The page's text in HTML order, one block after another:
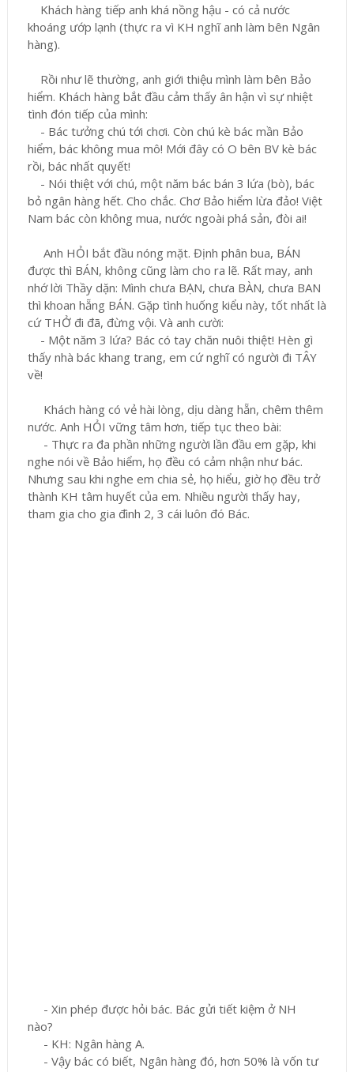
Khách hàng tiếp anh khá nồng hậu - có cả nước
khoáng ướp lạnh (thực ra vì KH nghĩ anh làm bên Ngân
hàng).
Rồi như lẽ thường, anh giới thiệu mình làm bên Bảo
hiểm. Khách hàng bắt đầu cảm thấy ân hận vì sự nhiệt
tình đón tiếp của mình:
- Bác tưởng chú tới chơi. Còn chú kè bác mần Bảo
hiểm, bác không mua mô! Mới đây có O bên BV kè bác
rồi, bác nhất quyết!
- Nói thiệt với chú, một năm bác bán 3 lứa (bò), bác
bỏ ngân hàng hết. Cho chắc. Chơ Bảo hiểm lừa đảo! Việt
Nam bác còn không mua, nước ngoài phá sản, đòi ai!
Anh HỎI bắt đầu nóng mặt. Định phân bua, BÁN
được thì BÁN, không cũng làm cho ra lẽ. Rất may, anh
nhớ lời Thầy dặn: Mình chưa BẠN, chưa BÀN, chưa BAN
thì khoan hẵng BÁN. Gặp tình huống kiểu này, tốt nhất là
cứ THỞ đi đã, đừng vội. Và anh cười:
- Một năm 3 lứa? Bác có tay chăn nuôi thiệt! Hèn gì
thấy nhà bác khang trang, em cứ nghĩ có người đi TÂY
về!
Khách hàng có vẻ hài lòng, dịu dàng hẵn, chêm thêm
nước. Anh HỎI vững tâm hơn, tiếp tục theo bài:
- Thực ra đa phần những người lần đầu em gặp, khi
nghe nói về Bảo hiểm, họ đều có cảm nhận như bác.
Nhưng sau khi nghe em chia sẻ, họ hiểu, giờ họ đều trở
thành KH tâm huyết của em. Nhiều người thấy hay,
tham gia cho gia đình 2, 3 cái luôn đó Bác.
- Xin phép được hỏi bác. Bác gửi tiết kiệm ở NH
nào?
- KH: Ngân hàng A.
- Vậy bác có biết, Ngân hàng đó, hơn 50% là vốn tư